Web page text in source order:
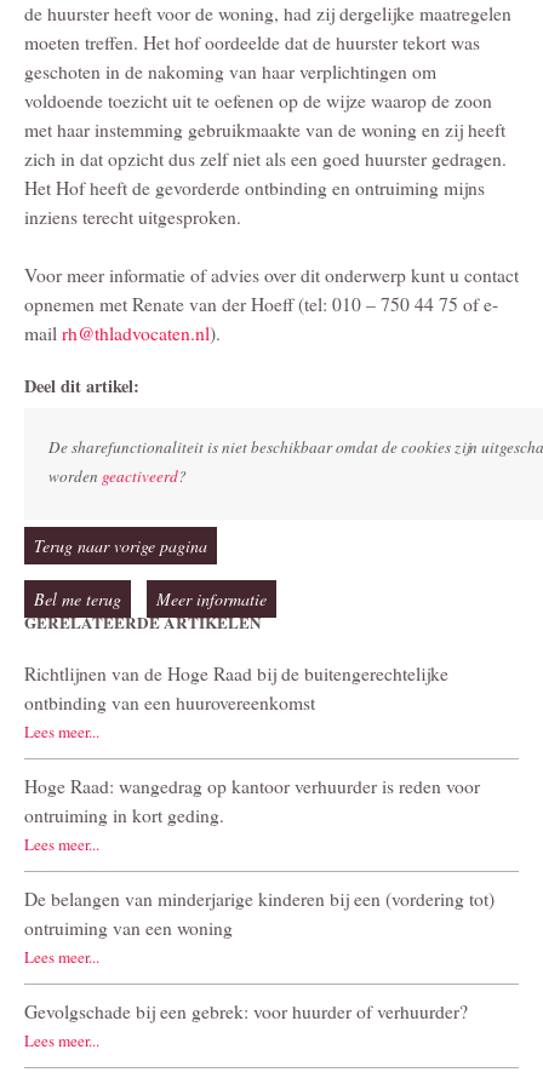
de huurster heeft voor de woning, had zij dergelijke maatregelen
moeten treffen. Het hof oordeelde dat de huurster tekort was
geschoten in de nakoming van haar verplichtingen om
voldoende toezicht uit te oefenen op de wijze waarop de zoon
met haar instemming gebruikmaakte van de woning en zij heeft
zich in dat opzicht dus zelf niet als een goed huurster gedragen.
Het Hof heeft de gevorderde ontbinding en ontruiming mijns
inziens terecht uitgesproken.
Voor meer informatie of advies over dit onderwerp kunt u contact
opnemen met Renate van der Hoeff (tel: 010 – 750 44 75 of e-
mail rh@thladvocaten.nl).
Deel dit artikel:
De sharefunctionaliteit is niet beschikbaar omdat de cookies zijn
worden geactiveerd?
Terug naar vorige pagina
Bel me terug Meer informatie
GERELATEERDE ARTIKELEN
Richtlijnen van de Hoge Raad bij de buitengerechtelijke
ontbinding van een huurovereenkomst
Lees meer...
Hoge Raad: wangedrag op kantoor verhuurder is reden voor
ontruiming in kort geding.
Lees meer...
De belangen van minderjarige kinderen bij een (vordering tot)
ontruiming van een woning
Lees meer...
Gevolgschade bij een gebrek: voor huurder of verhuurder?
Lees meer...